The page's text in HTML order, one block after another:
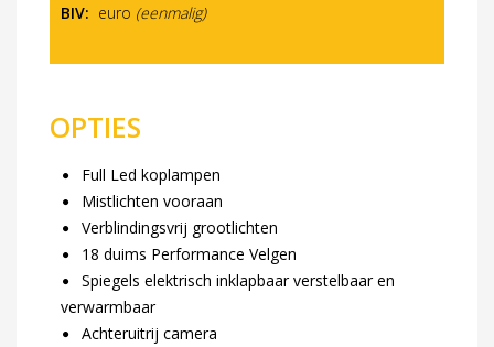
BIV: euro (eenmalig)
OPTIES
Full Led koplampen
Mistlichten vooraan
Verblindingsvrij grootlichten
18 duims Performance Velgen
Spiegels elektrisch inklapbaar verstelbaar en
verwarmbaar
Achteruitrij camera